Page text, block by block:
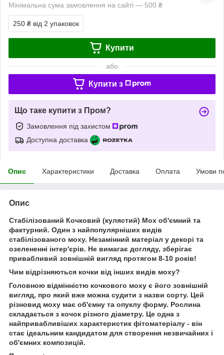
Мінімальна сума замовлення на сайті — 500 ₴
250 ₴ від 2 упаковок
Купити
або
Купити з
Що таке купити з Пром?
Замовлення під захистом
Доступна доставка
Опис Характеристики Доставка Оплата Умови
Опис
Стабілізований Кочковий (кулястий) Мох об'ємний та
фактурний. Один з найпопулярніших видів
стабілізованого моху. Незамінний матеріал у декорі та
озелененні інтер'єрів. Не вимагає догляду, зберігає
привабливий зовнішній вигляд протягом 8-10 років!
Чим відрізняються кочки від інших видів моху?
Головною відмінністю кочкового моху є його зовнішній
вигляд, про який вже можна судити з назви сорту. Цей
різновид моху має об'ємну та опуклу форму. Рослина
складається з кочок різного діаметру. Це одна з
найпривабливіших характеристик фітоматеріалу - він
стає ідеальним кандидатом для створення незвичайних і
об'ємних композицій.